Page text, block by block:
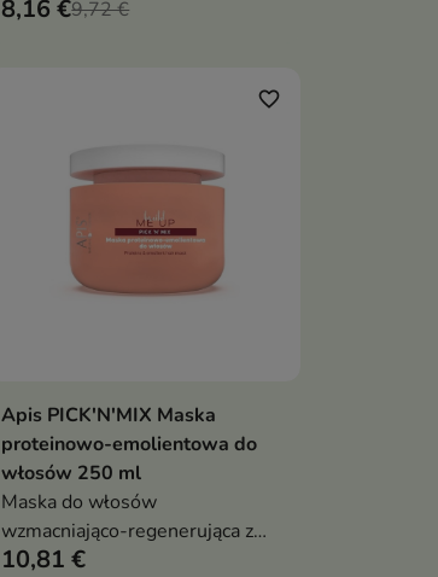
kuracja, która odbudowuje
8,16 €9,72 €
Dodaj do koszyka
favorite_border
Apis PICK'N'MIX Maska
proteinowo-emolientowa do
włosów 250 ml
Maska do włosów
wzmacniająco-regenerująca z
proteinami ryżowymi to
10,81 €